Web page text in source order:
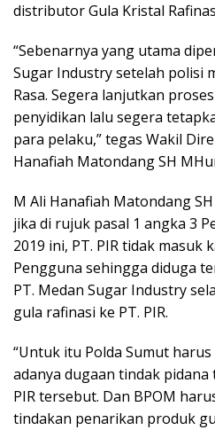
distributor Gula Kristal
“Sebenarnya yang utama
Sugar Industry setelah polisi
Rasa. Segera lanjutkan
penyidikan lalu segera
para pelaku,” tegas Wakil
Hanafiah Matondang SH
M Ali Hanafiah Matondang
jika di rujuk pasal 1 angka 3
2019 ini, PT. PIR tidak masuk
Pengguna sehingga diduga
PT. Medan Sugar Industry
gula rafinasi ke PT. PIR.
“Untuk itu Polda Sumut
adanya dugaan tindak pidana
PIR tersebut. Dan BPOM
tindakan penarikan produk